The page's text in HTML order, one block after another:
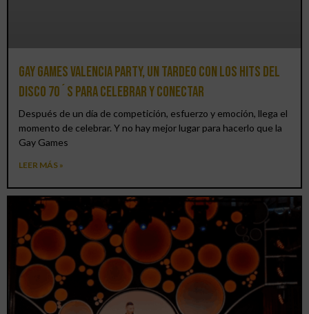
Gay Games Valencia Party, un tardeo con los hits del
DISCO 70´S para celebrar y conectar
Después de un día de competición, esfuerzo y emoción, llega el
momento de celebrar. Y no hay mejor lugar para hacerlo que la
Gay Games
LEER MÁS »